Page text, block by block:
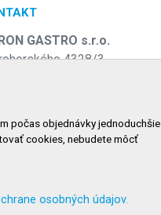
GASTRO s.r.o.
4328/3
+421 911 585 730
počas objednávky jednoduchšie
cookies, nebudete môcť
osobných údajov.